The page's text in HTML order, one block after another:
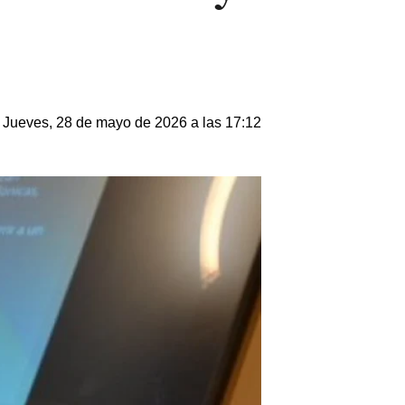
Jueves, 28 de mayo de 2026 a las 17:12